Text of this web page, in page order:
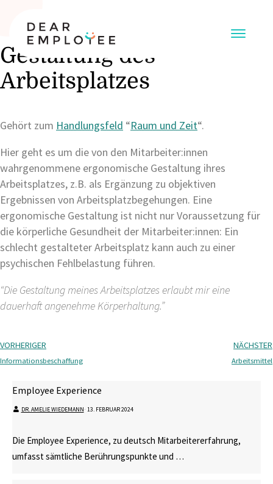
Gestaltung des
Arbeitsplatzes
Gehört zum Handlungsfeld “Raum und Zeit“.
Hier geht es um die von den Mitarbeiter:innen
wahrgenommene ergonomische Gestaltung ihres
Arbeitsplatzes, z.B. als Ergänzung zu objektiven
Ergebnissen von Arbeitsplatzbegehungen. Eine
ergonomische Gestaltung ist nicht nur Voraussetzung für
die körperliche Gesundheit der Mitarbeiter:innen: Ein
schlecht gestalteter Arbeitsplatz kann auch zu einer
psychischen Fehlbelastung führen.
“Die Gestaltung meines Arbeitsplatzes erlaubt mir eine
dauerhaft angenehme Körperhaltung.”
VORHERIGER
Informationsbeschaffung
NÄCHSTER
Arbeitsmittel
Employee Experience
DR. AMELIE WIEDEMANN⋅ 13. FEBRUAR 2024
Die Employee Experience, zu deutsch Mitarbeitererfahrung,
umfasst sämtliche Berührungspunkte und …